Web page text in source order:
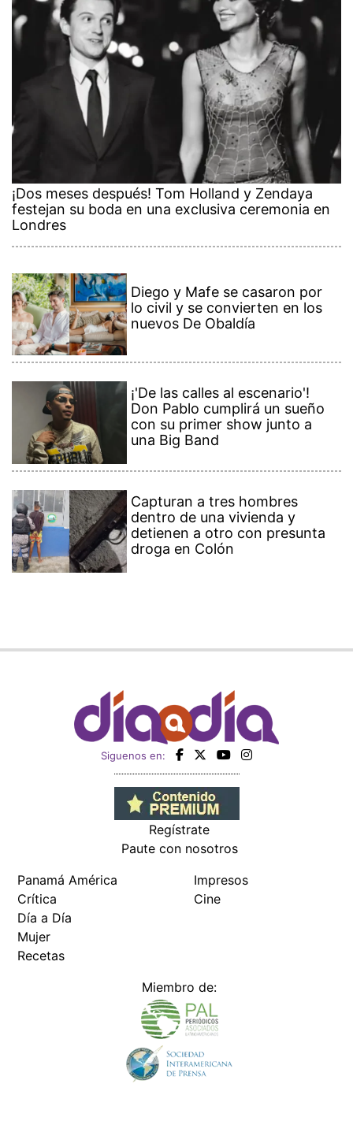
¡Dos meses después! Tom Holland y Zendaya
festejan su boda en una exclusiva ceremonia en
Londres
Diego y Mafe se casaron por
lo civil y se convierten en los
nuevos De Obaldía
¡'De las calles al escenario'!
Don Pablo cumplirá un sueño
con su primer show junto a
una Big Band
Capturan a tres hombres
dentro de una vivienda y
detienen a otro con presunta
droga en Colón
Siguenos en:
Regístrate
Paute con nosotros
Panamá América
Crítica
Día a Día
Mujer
Recetas
Impresos
Cine
Miembro de: